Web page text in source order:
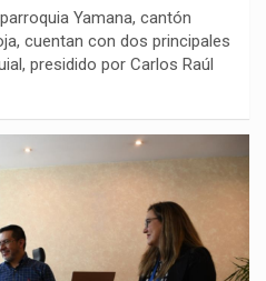
Yamana, cantón
cuentan con dos principales
presidido por Carlos Raúl